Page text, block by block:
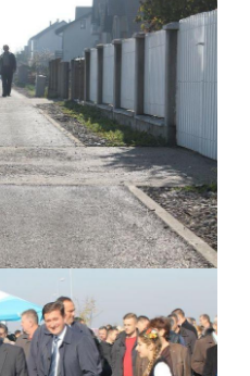
предузетника - Вера
ПРИЈАВУ
ОТПАДА УЗ
НАГРАДЕ